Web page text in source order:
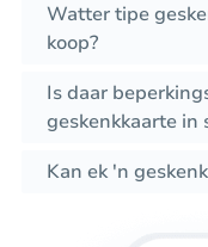
Watter tipe
koop?
Is daar
geskenkkaarte in
Kan ek 'n